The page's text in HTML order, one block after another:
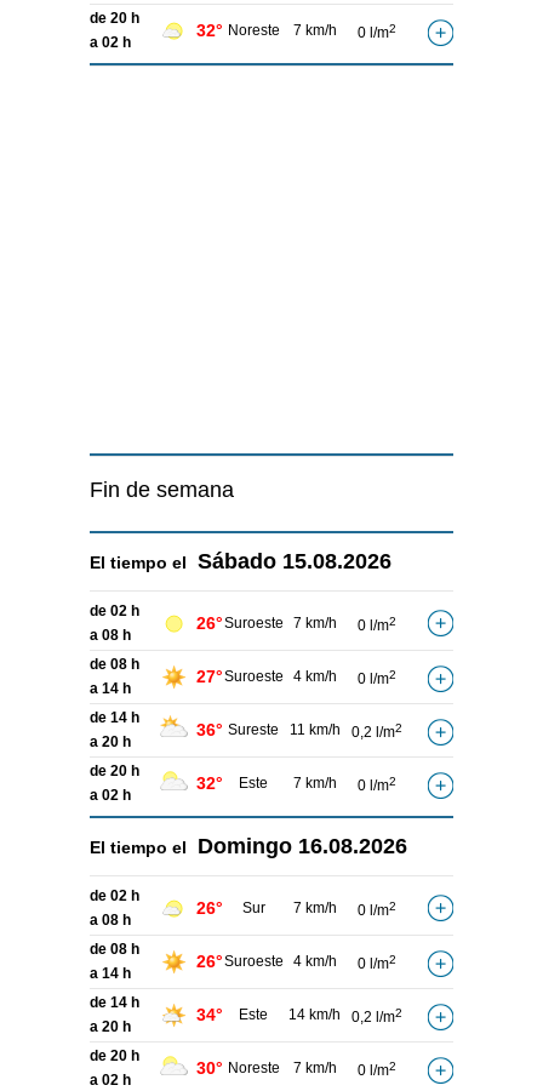
de 20 h
a 02 h
32° Noreste 7 km/h 0 l/m2
Fin de semana
El tiempo el Sábado 15.08.2026
de 02 h
a 08 h
26°Suroeste 7 km/h 0 l/m2
de 08 h
a 14 h
27°Suroeste 4 km/h 0 l/m2
de 14 h
a 20 h
36° Sureste 11 km/h 0,2 l/m2
de 20 h
a 02 h
32° Este 7 km/h 0 l/m2
El tiempo el Domingo 16.08.2026
de 02 h
a 08 h
26° Sur 7 km/h 0 l/m2
de 08 h
a 14 h
26°Suroeste 4 km/h 0 l/m2
de 14 h
a 20 h
34° Este 14 km/h 0,2 l/m2
de 20 h
a 02 h
30° Noreste 7 km/h 0 l/m2